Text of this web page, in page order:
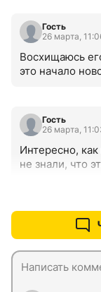
Гость
26 марта,
Восхищаюсь
это начало
Гость
26 марта,
Интересно,
не знали, что